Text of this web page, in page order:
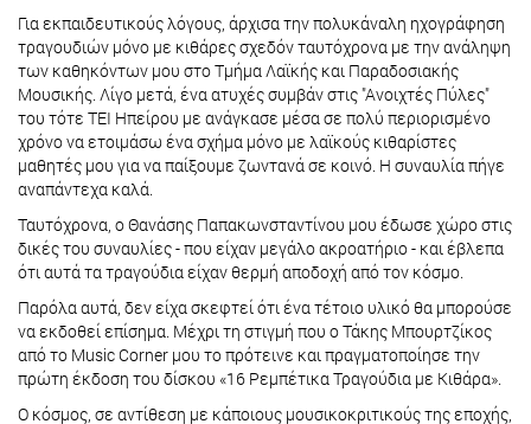
Για εκπαιδευτικούς λόγους, άρχισα την πολυκάναλη ηχογράφηση
τραγουδιών μόνο με κιθάρες σχεδόν ταυτόχρονα με την ανάληψη
των καθηκόντων μου στο Τμήμα Λαϊκής και Παραδοσιακής
Μουσικής. Λίγο μετά, ένα ατυχές συμβάν στις "Ανοιχτές Πύλες"
του τότε ΤΕΙ Ηπείρου με ανάγκασε μέσα σε πολύ περιορισμένο
χρόνο να ετοιμάσω ένα σχήμα μόνο με λαϊκούς κιθαρίστες
μαθητές μου για να παίξουμε ζωντανά σε κοινό. Η συναυλία πήγε
αναπάντεχα καλά.
Ταυτόχρονα, ο Θανάσης Παπακωνσταντίνου μου έδωσε χώρο στις
δικές του συναυλίες - που είχαν μεγάλο ακροατήριο - και έβλεπα
ότι αυτά τα τραγούδια είχαν θερμή αποδοχή από τον κόσμο.
Παρόλα αυτά, δεν είχα σκεφτεί ότι ένα τέτοιο υλικό θα μπορούσε
να εκδοθεί επίσημα. Μέχρι τη στιγμή που ο Τάκης Μπουρτζίκος
από το Music Corner μου το πρότεινε και πραγματοποίησε την
πρώτη έκδοση του δίσκου «16 Ρεμπέτικα Τραγούδια με Κιθάρα».
Ο κόσμος, σε αντίθεση με κάποιους μουσικοκριτικούς της εποχής,